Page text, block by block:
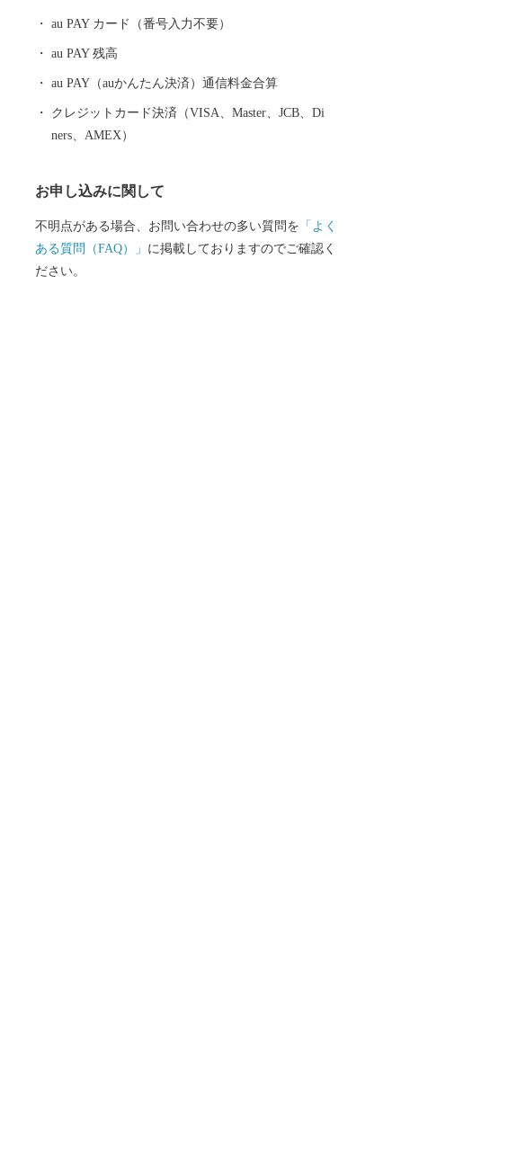
ル：aki@furusato-supports.com
au PAY カード（番号入力不要）
au PAY 残高
au PAY（auかんたん決済）通信料金合算
クレジットカード決済（VISA、Master、JCB、Di
ners、AMEX）
お申し込みに関して
不明点がある場合、お問い合わせの多い質問を 「よく
ある質問（FAQ）」 に掲載しておりますのでご確認く
ださい。